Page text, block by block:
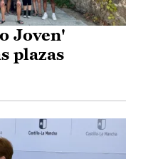
Joven'
plazas